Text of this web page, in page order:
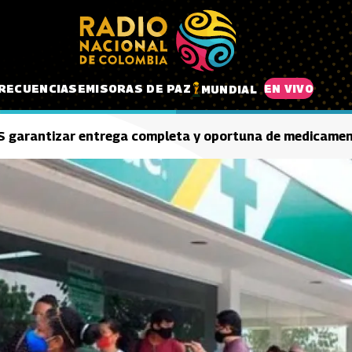
EMISORAS DE PAZ MUNDIAL EN VIVO
garantizar entrega completa y oportuna de